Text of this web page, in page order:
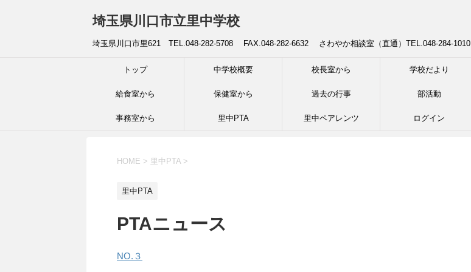
埼玉県川口市立里中学校
埼玉県川口市里621 TEL.048-282-5708 FAX.048-282-6632 さわやか相談室（直通）TEL.048-284-1010
トップ 中学校概要 校長室から 学校だより
給食室から 保健室から 過去の行事 部活動
事務室から 里中PTA 里中ペアレンツ ログイン
HOME > 里中PTA >
里中PTA
PTAニュース
NO.３